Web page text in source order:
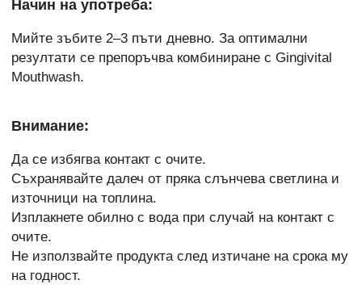
Начин на употреба:
Мийте зъбите 2–3 пъти дневно. За оптимални
резултати се препоръчва комбиниране с Gingivital
Mouthwash.
Внимание:
Да се избягва контакт с очите.
Съхранявайте далеч от пряка слънчева светлина и
източници на топлина.
Изплакнете обилно с вода при случай на контакт с
очите.
Не използвайте продукта след изтичане на срока му
на годност.